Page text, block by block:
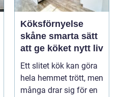
Köksförnyelse
skåne smarta sätt
att ge köket nytt liv
Ett slitet kök kan göra
hela hemmet trött, men
många drar sig för en